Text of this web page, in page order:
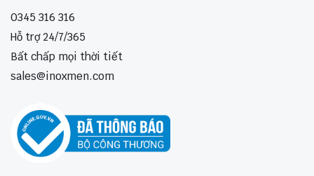
0345 316 316
Hỗ trợ 24/7/365
Bất chấp mọi thời tiết
sales@inoxmen.com